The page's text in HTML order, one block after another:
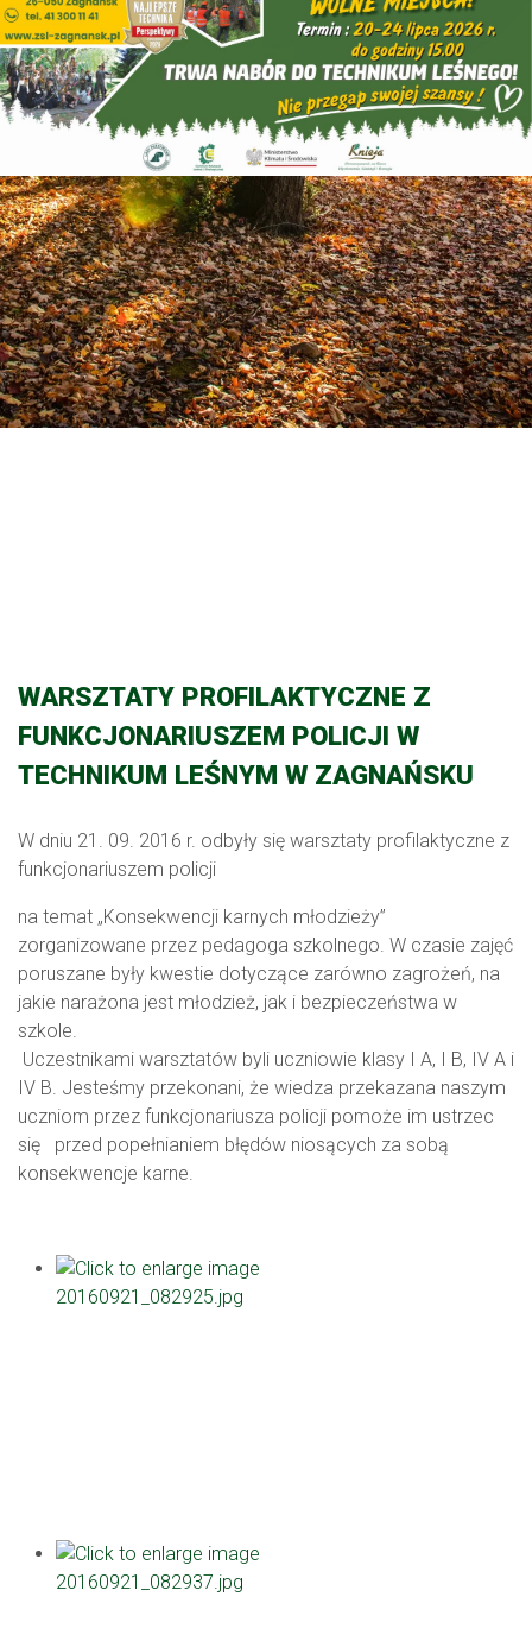
WARSZTATY PROFILAKTYCZNE Z
FUNKCJONARIUSZEM POLICJI W
TECHNIKUM LEŚNYM W ZAGNAŃSKU
W dniu 21. 09. 2016 r. odbyły się warsztaty profilaktyczne z
funkcjonariuszem policji
na temat „Konsekwencji karnych młodzieży”
zorganizowane przez pedagoga szkolnego. W czasie zajęć
poruszane były kwestie dotyczące zarówno zagrożeń, na
jakie narażona jest młodzież, jak i bezpieczeństwa w
szkole.
Uczestnikami warsztatów byli uczniowie klasy I A, I B, IV A i
IV B. Jesteśmy przekonani, że wiedza przekazana naszym
uczniom przez funkcjonariusza policji pomoże im ustrzec
się przed popełnianiem błędów niosących za sobą
konsekwencje karne.